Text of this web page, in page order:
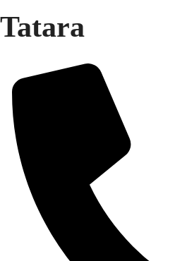
Tatara